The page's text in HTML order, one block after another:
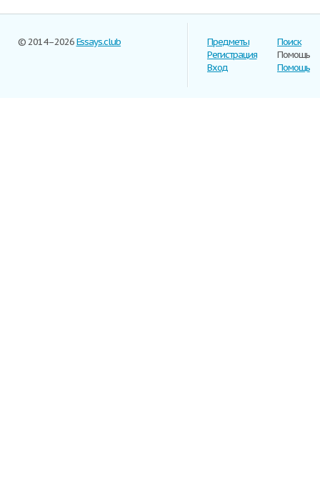
© 2014–2026Essays.club
Предметы
Регистрация
Вход
Поиск
Помощь
Помощь